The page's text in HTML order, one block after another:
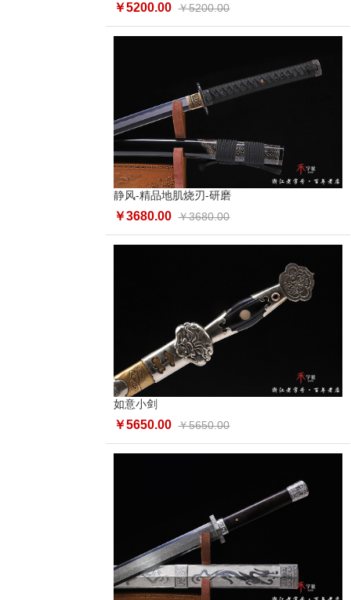
￥5200.00 ￥5200.00
静风-精品地肌烧刃-研磨
￥3680.00 ￥3680.00
如意小剑
￥5650.00 ￥5650.00